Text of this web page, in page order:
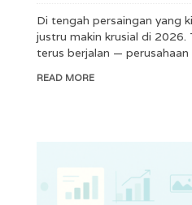
Di tengah persaingan yang
justru makin krusial di
terus berjalan —
READ MORE